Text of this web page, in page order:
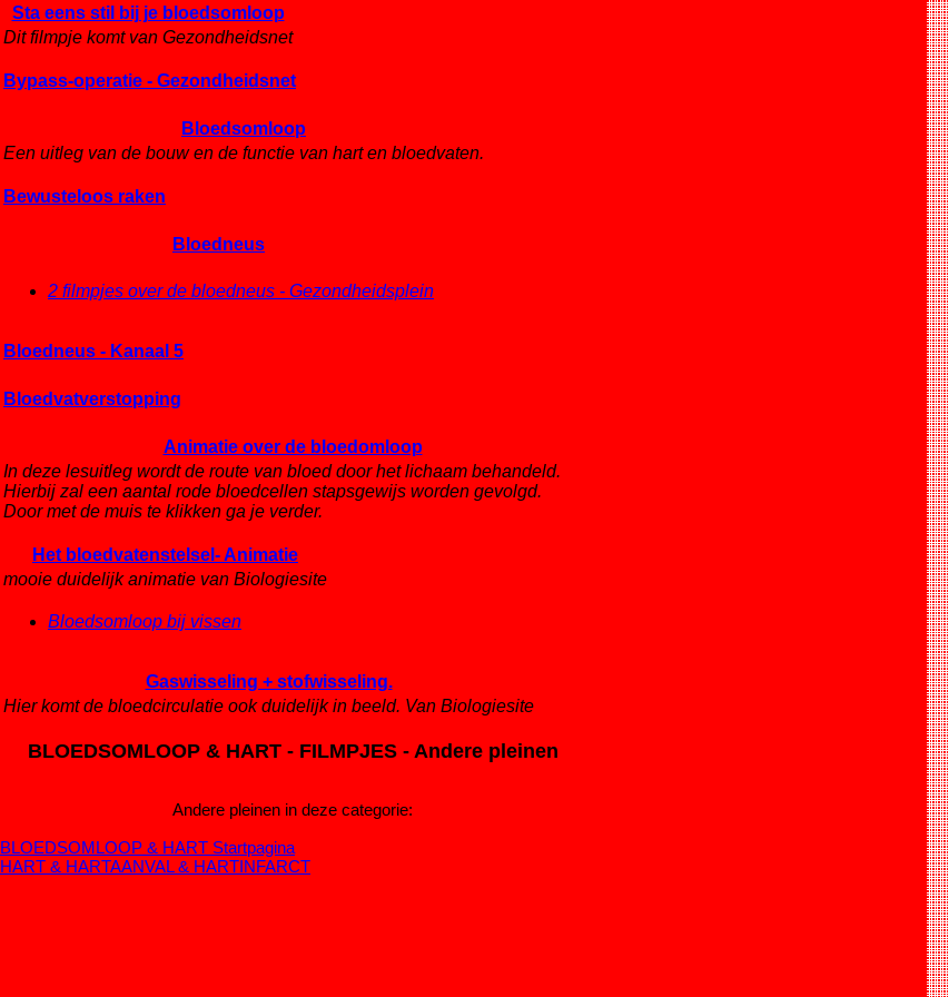
Sta eens stil bij je bloedsomloop
Dit filmpje komt van Gezondheidsnet
Bypass-operatie - Gezondheidsnet
Bloedsomloop
Een uitleg van de bouw en de functie van hart en bloedvaten.
Bewusteloos raken
Bloedneus
2 filmpjes over de bloedneus - Gezondheidsplein
Bloedneus - Kanaal 5
Bloedvatverstopping
Animatie over de bloedomloop
In deze lesuitleg wordt de route van bloed door het lichaam behandeld.
Hierbij zal een aantal rode bloedcellen stapsgewijs worden gevolgd.
Door met de muis te klikken ga je verder.
Het bloedvatenstelsel- Animatie
mooie duidelijk animatie van Biologiesite
Bloedsomloop bij vissen
Gaswisseling + stofwisseling.
Hier komt de bloedcirculatie ook duidelijk in beeld. Van Biologiesite
BLOEDSOMLOOP & HART - FILMPJES - Andere pleinen
Andere pleinen in deze categorie:
BLOEDSOMLOOP & HART Startpagina
HART & HARTAANVAL & HARTINFARCT